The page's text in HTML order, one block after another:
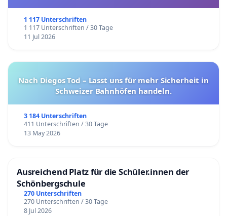
1 117 Unterschriften
1 117 Unterschriften / 30 Tage
11 Jul 2026
Nach Diegos Tod – Lasst uns für mehr Sicherheit in
Schweizer Bahnhöfen handeln.
3 184 Unterschriften
411 Unterschriften / 30 Tage
13 May 2026
Ausreichend Platz für die Schüler.innen der
Schönbergschule
270 Unterschriften
270 Unterschriften / 30 Tage
8 Jul 2026